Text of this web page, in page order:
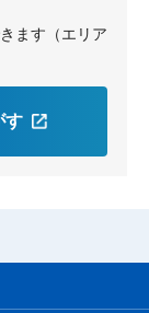
ます（エリア
す